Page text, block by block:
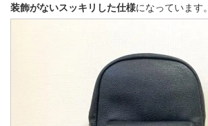
装飾がないスッキリした仕様になっています。